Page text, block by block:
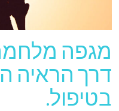
מגפה מלחמה
דרך הראיה
בטיפול.